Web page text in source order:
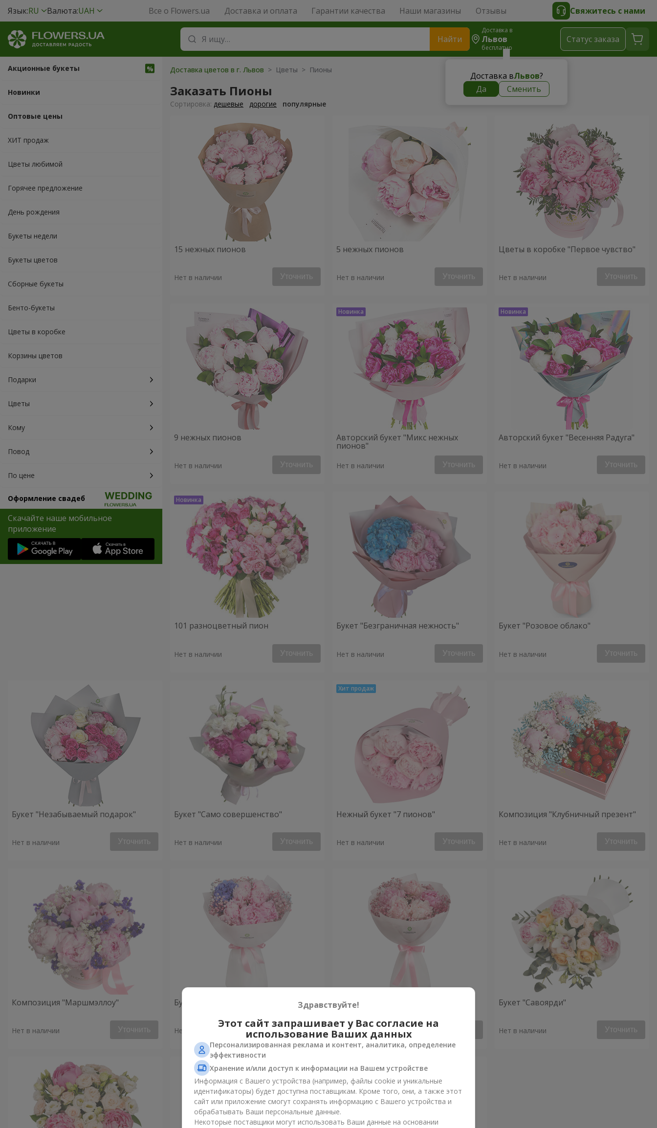
Язык:RU Валюта:UAH Все о Flowers.ua Доставка и оплата Гарантии качества Наши магазины Отзывы Свяжитесь с нами
Найти
Доставка в
Львов
бесплатно
Доставка вЛьвов?
Да
Сменить
Cтатус заказа
Акционные букеты
Новинки
Оптовые цены
ХИТ продаж
Цветы любимой
Горячее предложение
День рождения
Букеты недели
Букеты цветов
Сборные букеты
Бенто-букеты
Цветы в коробке
Корзины цветов
Подарки
Цветы
Кому
Повод
По цене
Оформление свадеб
Скачайте наше мобильное
приложение
Доставка цветов в г. Львов > Цветы > Пионы
Заказать Пионы
Cортировка: дешевые дорогие популярные
15 нежных пионов
Нет в наличии Уточнить
5 нежных пионов
Нет в наличии Уточнить
Цветы в коробке "Первое чувство"
Нет в наличии Уточнить
9 нежных пионов
Нет в наличии Уточнить
Авторский букет "Микс нежных
пионов"
Нет в наличии Уточнить
Авторский букет "Весенняя Радуга"
Нет в наличии Уточнить
101 разноцветный пион
Нет в наличии Уточнить
Букет "Безграничная нежность"
Нет в наличии Уточнить
Букет "Розовое облако"
Нет в наличии Уточнить
Букет "Незабываемый подарок"
Нет в наличии Уточнить
Букет "Само совершенство"
Нет в наличии Уточнить
Нежный букет "7 пионов"
Нет в наличии Уточнить
Композиция "Клубничный презент"
Нет в наличии Уточнить
Композиция "Маршмэллоу"
Нет в наличии Уточнить
Букет "Утро в Спечли"
Нет в наличии Уточнить
Букет "Весна в Лояне"
Нет в наличии
Букет "Савоярди"
Нет в наличии Уточнить
Здравствуйте!
Этот сайт запрашивает у Вас согласие на
использование Ваших данных
Персонализированная реклама и контент, аналитика, определение
эффективности
Хранение и/или доступ к информации на Вашем устройстве
Информация с Вашего устройства (например, файлы cookie и уникальные
идентификаторы) будет доступна поставщикам. Кроме того, они, а также этот
сайт или приложение смогут сохранять информацию с Вашего устройства и
обрабатывать Ваши персональные данные.
Некоторые поставщики могут использовать Ваши данные на основании